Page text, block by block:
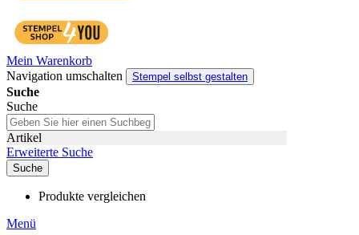
Mein Warenkorb
Navigation umschalten
Stempel selbst gestalten
Suche
Suche
Artikel
Erweiterte Suche
Suche
Produkte vergleichen
Menü